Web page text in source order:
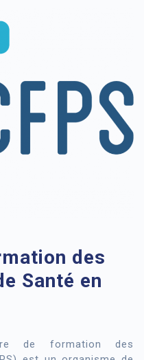
des
Santé en
de formation des